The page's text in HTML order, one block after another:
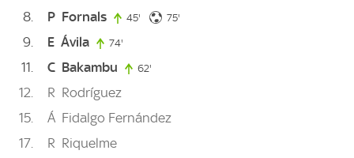
8 P Fornals 45' 45. minute
75'
9 E Ávila 74'
11 C Bakambu 62'
12 R Rodríguez
15
Á Fidalgo Fernández
17
R Riquelme